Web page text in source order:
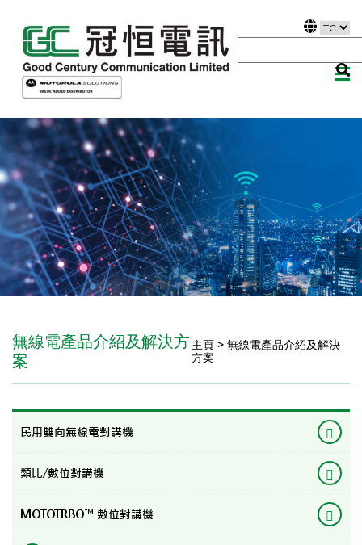
無線電產品介紹及解決方
案
主頁 > 無線電產品介紹及解決
方案
民用雙向無線電對講機
類比/數位對講機
MOTOTRBO™ 數位對講機